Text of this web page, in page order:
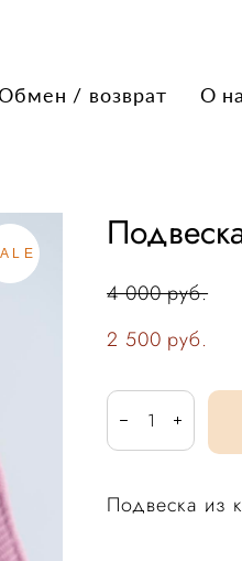
/ возврат О
/ возврат О
4 000 pуб.
2 500 pуб.
​​Подвеска из